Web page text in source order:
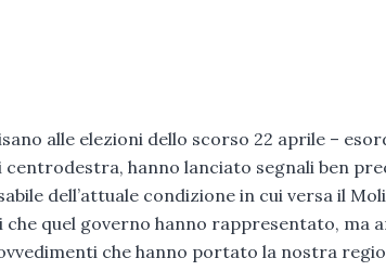
alle elezioni dello scorso 22 aprile –
hanno lanciato segnali ben
dell’attuale condizione in cui versa il
quel governo hanno rappresentato, ma
che hanno portato la nostra